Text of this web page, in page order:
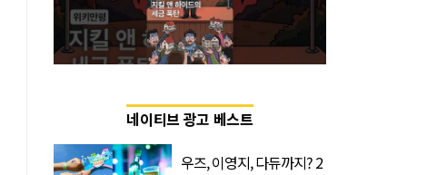
네이티브 광고 베스트
우즈, 이영지, 다듀까지? 2